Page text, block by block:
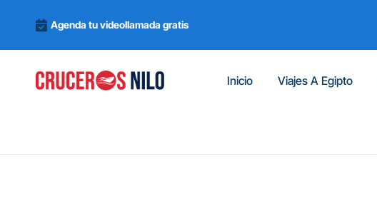
Agenda tu videollamada gratis
Inicio Viajes A Egipto